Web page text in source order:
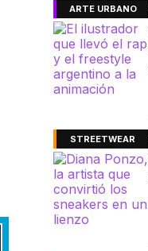
ARTE URBANO
STREETWEAR